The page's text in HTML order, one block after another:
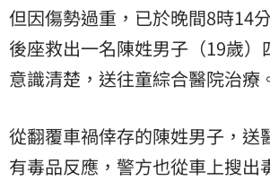
但因傷勢過重，已於晚間8時14
後座救出一名陳姓男子（19歲）
意識清楚，送往童綜合醫院治療
從翻覆車禍倖存的陳姓男子，送
有毒品反應，警方也從車上搜出